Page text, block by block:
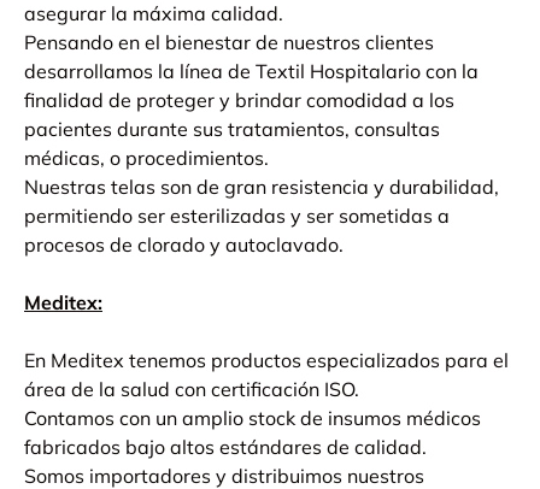
asegurar la máxima calidad.
Pensando en el bienestar de nuestros clientes
desarrollamos la línea de Textil Hospitalario con la
finalidad de proteger y brindar comodidad a los
pacientes durante sus tratamientos, consultas
médicas, o procedimientos.
Nuestras telas son de gran resistencia y durabilidad,
permitiendo ser esterilizadas y ser sometidas a
procesos de clorado y autoclavado.
Meditex:
En Meditex tenemos productos especializados para el
área de la salud con certificación ISO.
Contamos con un amplio stock de insumos médicos
fabricados bajo altos estándares de calidad.
Somos importadores y distribuimos nuestros